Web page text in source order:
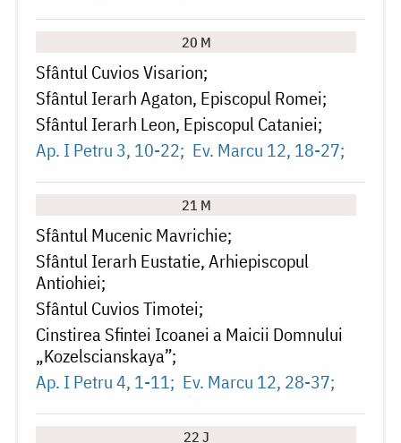
20 M
Sfântul Cuvios Visarion
Sfântul Ierarh Agaton, Episcopul Romei
Sfântul Ierarh Leon, Episcopul Cataniei
Ap. I Petru 3, 10-22 Ev. Marcu 12, 18-27
21 M
Sfântul Mucenic Mavrichie
Sfântul Ierarh Eustatie, Arhiepiscopul
Antiohiei
Sfântul Cuvios Timotei
Cinstirea Sfintei Icoanei a Maicii Domnului
„Kozelscianskaya”
Ap. I Petru 4, 1-11 Ev. Marcu 12, 28-37
22 J